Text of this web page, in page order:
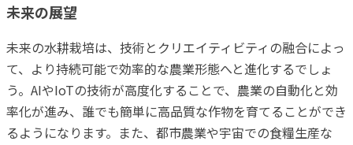
未来の展望
未来の水耕栽培は、技術とクリエイティビティの融合によっ
て、より持続可能で効率的な農業形態へと進化するでしょ
う。AIやIoTの技術が高度化することで、農業の自動化と効
率化が進み、誰でも簡単に高品質な作物を育てることができ
るようになります。また、都市農業や宇宙での食糧生産な